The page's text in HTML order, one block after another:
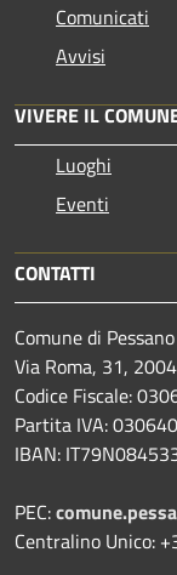
Comunicati
Avvisi
VIVERE IL
Luoghi
Eventi
CONTATTI
Comune di
Via Roma, 31,
Codice Fiscale:
Partita IVA:
IBAN:
PEC:
Centralino Unico: